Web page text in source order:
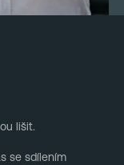
lišit.
se sdílením